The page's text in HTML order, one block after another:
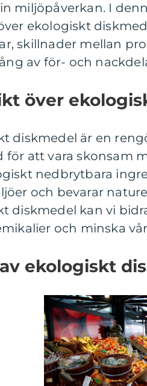
miljöpåverkan. I
ekologiskt
skillnader mellan
av för- och
över
diskmedel är en
för att vara skonsam
nedbrytbara
och bevarar
diskmedel kan vi
och minska
ekologiskt